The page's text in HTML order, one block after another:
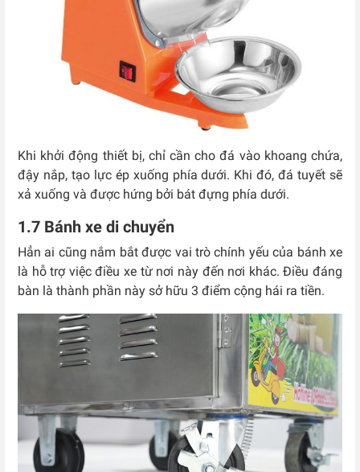
Khi khởi động thiết bị, chỉ cần cho đá vào khoang chứa,
đậy nắp, tạo lực ép xuống phía dưới. Khi đó, đá tuyết sẽ
xả xuống và được hứng bởi bát đựng phía dưới.
1.7 Bánh xe di chuyển
Hẳn ai cũng nắm bắt được vai trò chính yếu của bánh xe
là hỗ trợ việc điều xe từ nơi này đến nơi khác. Điều đáng
bàn là thành phần này sở hữu 3 điểm cộng hái ra tiền.